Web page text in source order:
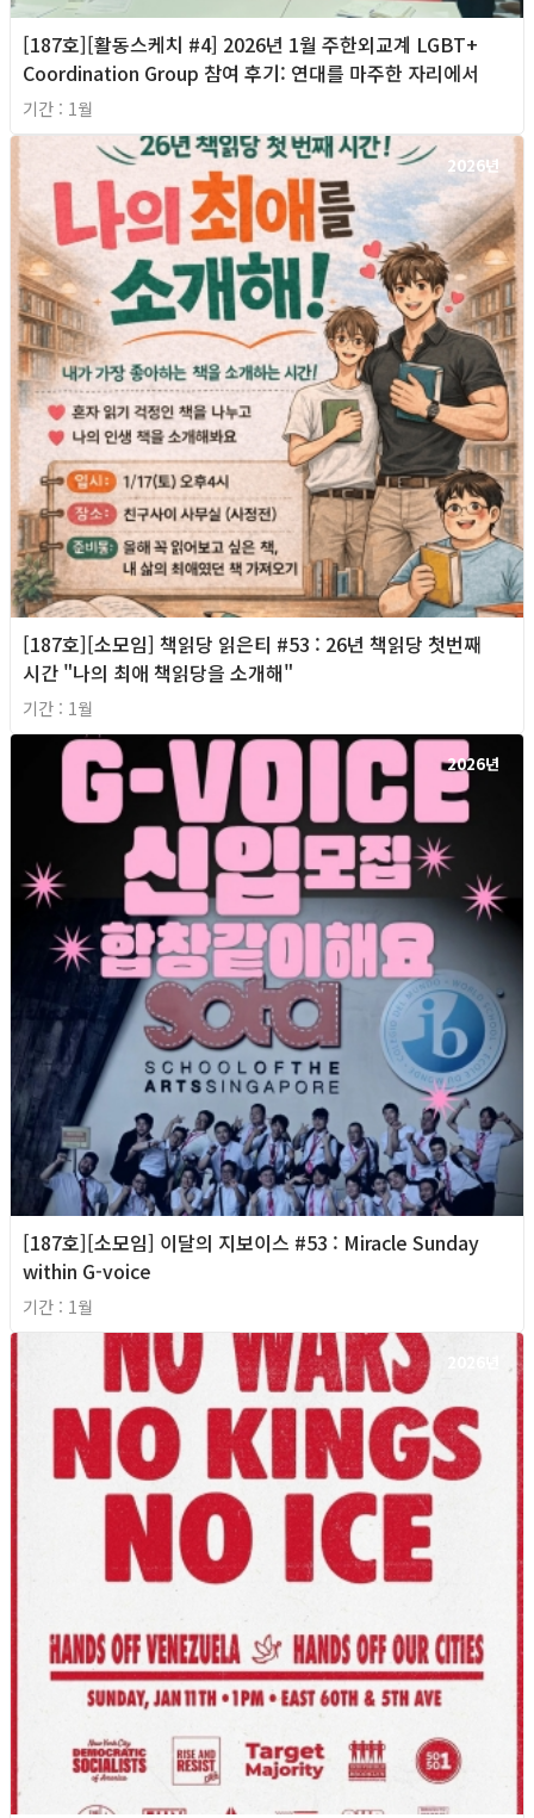
[187호][활동스케치 #4] 2026년 1월 주한외교계 LGBT+
Coordination Group 참여 후기: 연대를 마주한 자리에서
기간 : 1월
2026년
[187호][소모임] 책읽당 읽은티 #53 : 26년 책읽당 첫번째
시간 "나의 최애 책읽당을 소개해"
기간 : 1월
2026년
[187호][소모임] 이달의 지보이스 #53 : Miracle Sunday
within G-voice
기간 : 1월
2026년